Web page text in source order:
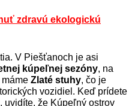
zdravú ekologickú
V Piešťanoch je asi
kúpeľnej sezóny, na
Zlaté stuhy, čo je
vozidiel. Keď prídete
uvidíte, že Kúpeľný ostrov